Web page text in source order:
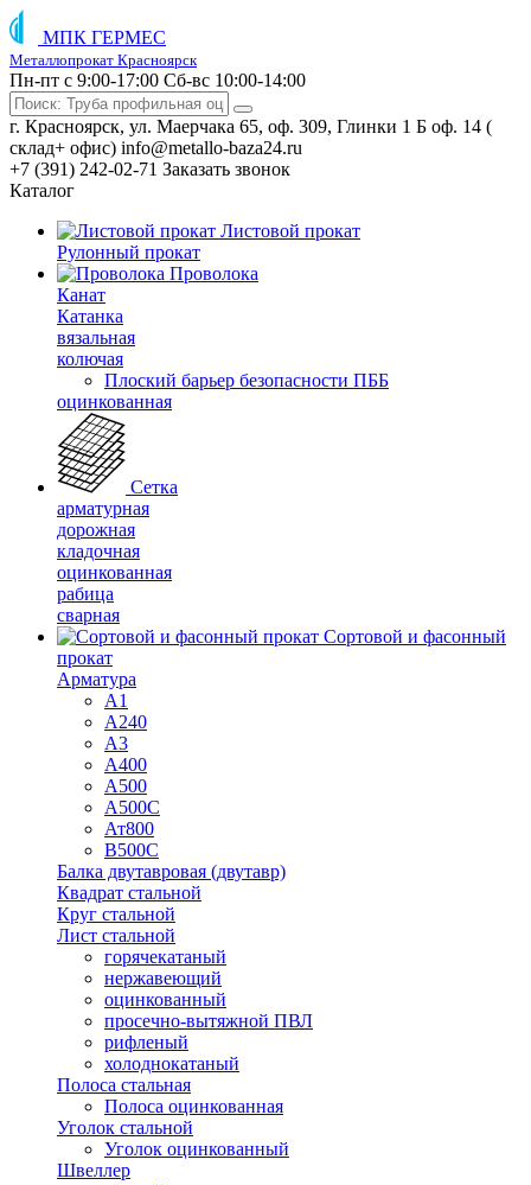
МПК ГЕРМЕС
Металлопрокат Красноярск
Пн-пт с 9:00-17:00 Сб-вс 10:00-14:00
г. Красноярск, ул. Маерчака 65, оф. 309, Глинки 1 Б оф. 14 (
склад+ офис) info@metallo-baza24.ru
+7 (391) 242-02-71 Заказать звонок
Каталог
Листовой прокат
Рулонный прокат
Проволока
Канат
Катанка
вязальная
колючая
Плоский барьер безопасности ПББ
оцинкованная
Сетка
арматурная
дорожная
кладочная
оцинкованная
рабица
сварная
Сортовой и фасонный
прокат
Арматура
А1
А240
А3
А400
А500
А500С
Ат800
В500С
Балка двутавровая (двутавр)
Квадрат стальной
Круг стальной
Лист стальной
горячекатаный
нержавеющий
оцинкованный
просечно-вытяжной ПВЛ
рифленый
холоднокатаный
Полоса стальная
Полоса оцинкованная
Уголок стальной
Уголок оцинкованный
Швеллер